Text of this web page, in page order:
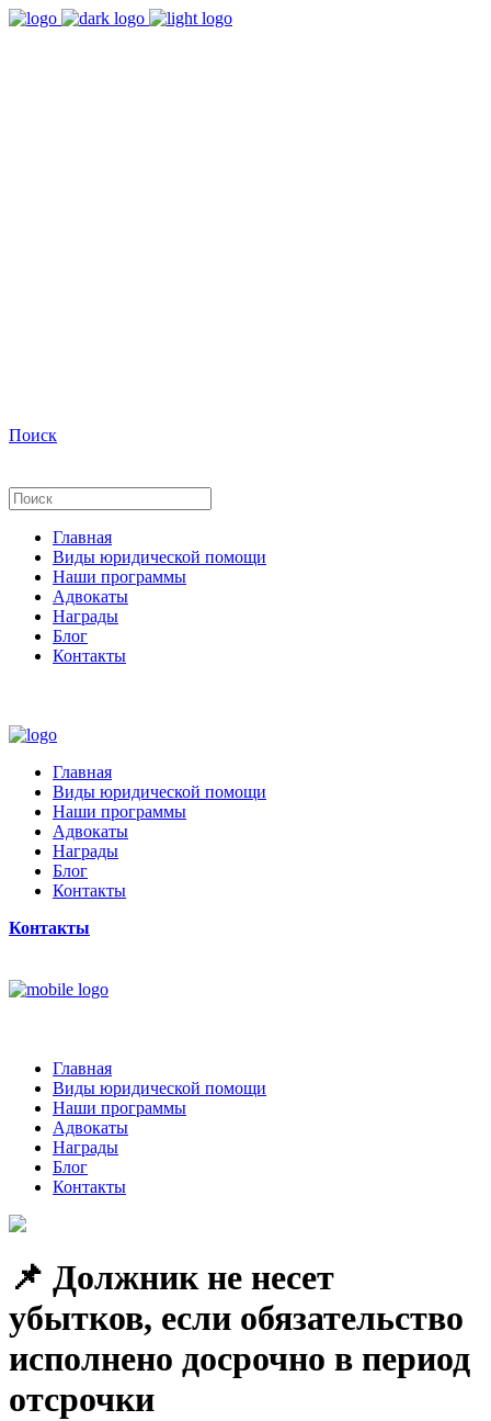
Поиск
Главная
Виды юридической помощи
Наши программы
Адвокаты
Награды
Блог
Контакты
Главная
Виды юридической помощи
Наши программы
Адвокаты
Награды
Блог
Контакты
Контакты
Главная
Виды юридической помощи
Наши программы
Адвокаты
Награды
Блог
Контакты
📌 Должник не несет
убытков, если обязательство
исполнено досрочно в период
отсрочки